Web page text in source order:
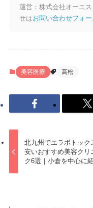
運営：株式会社オーエス
せはお問い合わせフォー
美容医療 高松
北九州でエラボトック
安いおすすめ美容クリ
ク6選｜小倉を中心に